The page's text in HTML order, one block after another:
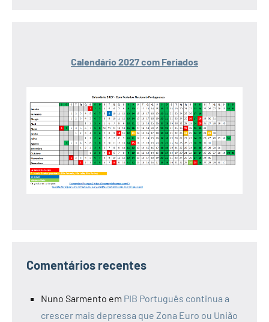
Calendário 2027 com Feriados
Comentários recentes
Nuno Sarmento em PIB Português continua a
crescer mais depressa que Zona Euro ou União